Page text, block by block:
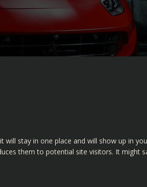
will stay in one place and will show up in
them to potential site visitors. It might